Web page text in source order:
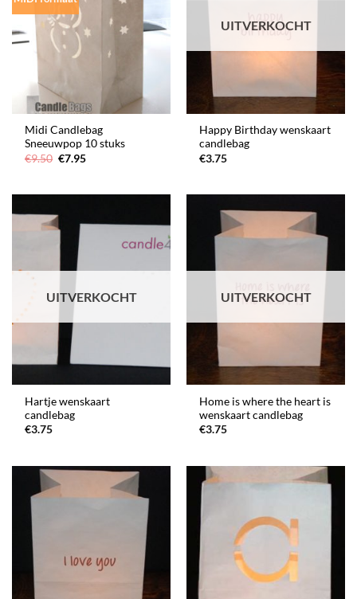
Midi Candlebag
Sneeuwpop 10 stuks
€9.50 Oorspronkelijke
€7.95Huidige
UITVERKOCHT
Happy Birthday wenskaart
candlebag
€3.75
UITVERKOCHT
Hartje wenskaart
candlebag
€3.75
UITVERKOCHT
Home is where the heart is
wenskaart candlebag
€3.75